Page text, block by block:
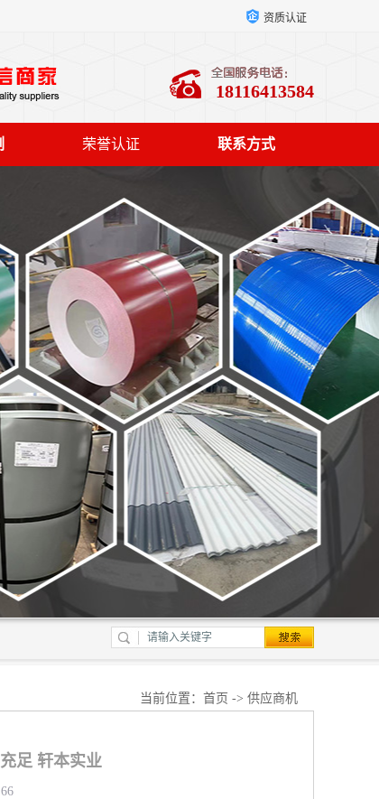
资质认证
18116413584
荣誉认证 联系方式
当前位置： 首页 -> 供应商机
足 轩本实业